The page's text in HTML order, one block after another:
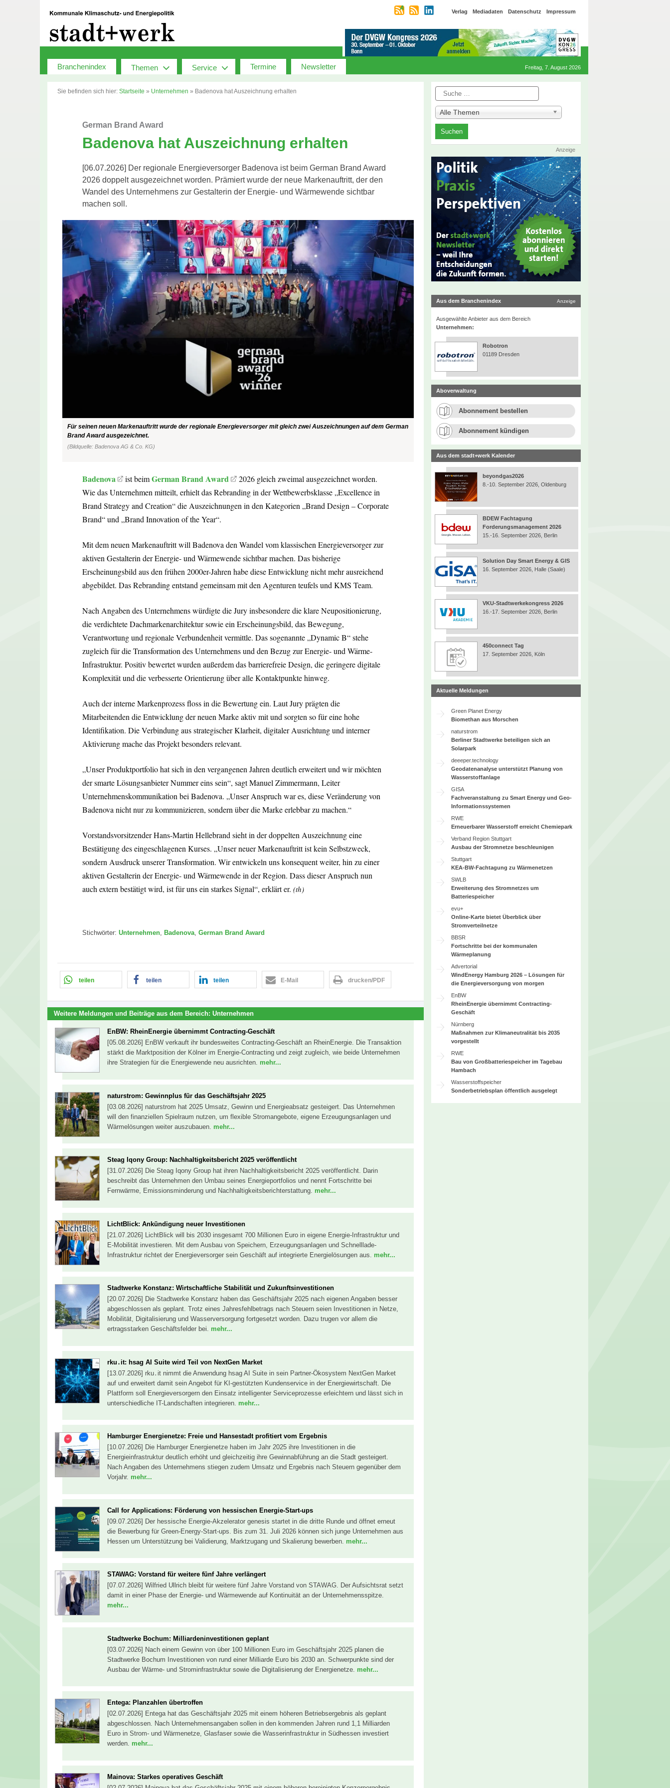
Verlag Mediadaten Datenschutz Impressum
Branchenindex Themen Service Termine Newsletter Freitag, 7. August 2026
Sie befinden sich hier: Startseite » Unternehmen » Badenova hat Auszeichnung erhalten
German Brand Award
Badenova hat Auszeichnung erhalten
[06.07.2026] Der regionale Energieversorger Badenova ist beim German Brand Award
2026 doppelt ausgezeichnet worden. Prämiert wurde der neue Markenauftritt, der den
Wandel des Unternehmens zur Gestalterin der Energie- und Wärmewende sichtbar
machen soll.
Für seinen neuen Markenauftritt wurde der regionale Energieversorger mit gleich zwei Auszeichnungen auf dem German
Brand Award ausgezeichnet.
(Bildquelle: Badenova AG & Co. KG)
Badenova ist beimGerman Brand Award
2026 gleich zweimal ausgezeichnet worden.
Wie das Unternehmen mitteilt, erhielt das Rebranding in der Wettbewerbsklasse „Excellence in
Brand Strategy and Creation“ die Auszeichnungen in den Kategorien „Brand Design – Corporate
Brand“ und „Brand Innovation of the Year“.
Mit dem neuen Markenauftritt will Badenova den Wandel vom klassischen Energieversorger zur
aktiven Gestalterin der Energie- und Wärmewende sichtbar machen. Das bisherige
Erscheinungsbild aus den frühen 2000er-Jahren habe diese Entwicklung nicht mehr ausreichend
abgebildet. Das Rebranding entstand gemeinsam mit den Agenturen teufels und KMS Team.
Nach Angaben des Unternehmens würdigte die Jury insbesondere die klare Neupositionierung,
die verdichtete Dachmarkenarchitektur sowie ein Erscheinungsbild, das Bewegung,
Verantwortung und regionale Verbundenheit vermittle. Das sogenannte „Dynamic B“ stehe
zugleich für die Transformation des Unternehmens und den Bezug zur Energie- und Wärme-
Infrastruktur. Positiv bewertet wurden außerdem das barrierefreie Design, die geringere digitale
Komplexität und die verbesserte Orientierung über alle Kontaktpunkte hinweg.
Auch der interne Markenprozess floss in die Bewertung ein. Laut Jury prägten die
Mitarbeitenden die Entwicklung der neuen Marke aktiv mit und sorgten so für eine hohe
Identifikation. Die Verbindung aus strategischer Klarheit, digitaler Ausrichtung und interner
Aktivierung mache das Projekt besonders relevant.
„Unser Produktportfolio hat sich in den vergangenen Jahren deutlich erweitert und wir möchten
der smarte Lösungsanbieter Nummer eins sein“, sagt Manuel Zimmermann, Leiter
Unternehmenskommunikation bei Badenova. „Unser Anspruch war es, diese Veränderung von
Badenova nicht nur zu kommunizieren, sondern über die Marke erlebbar zu machen.“
Vorstandsvorsitzender Hans-Martin Hellebrand sieht in der doppelten Auszeichnung eine
Bestätigung des eingeschlagenen Kurses. „Unser neuer Markenauftritt ist kein Selbstzweck,
sondern Ausdruck unserer Transformation. Wir entwickeln uns konsequent weiter, hin zu einer
aktiven Gestalterin der Energie- und Wärmewende in der Region. Dass dieser Anspruch nun
auch extern bestätigt wird, ist für uns ein starkes Signal“, erklärt er. (th)
Stichwörter: Unternehmen Badenova German Brand Award
teilen teilen teilen E-Mail drucken/PDF
Weitere Meldungen und Beiträge aus dem Bereich: Unternehmen
EnBW: RheinEnergie übernimmt Contracting-Geschäft
[05.08.2026] EnBW verkauft ihr bundesweites Contracting-Geschäft an RheinEnergie. Die Transaktion
stärkt die Marktposition der Kölner im Energie-Contracting und zeigt zugleich, wie beide Unternehmen
ihre Strategien für die Energiewende neu ausrichten. mehr...
naturstrom: Gewinnplus für das Geschäftsjahr 2025
[03.08.2026] naturstrom hat 2025 Umsatz, Gewinn und Energieabsatz gesteigert. Das Unternehmen
will den finanziellen Spielraum nutzen, um flexible Stromangebote, eigene Erzeugungsanlagen und
Wärmelösungen weiter auszubauen. mehr...
Steag Iqony Group: Nachhaltigkeitsbericht 2025 veröffentlicht
[31.07.2026] Die Steag Iqony Group hat ihren Nachhaltigkeitsbericht 2025 veröffentlicht. Darin
beschreibt das Unternehmen den Umbau seines Energieportfolios und nennt Fortschritte bei
Fernwärme, Emissionsminderung und Nachhaltigkeitsberichterstattung. mehr...
LichtBlick: Ankündigung neuer Investitionen
[21.07.2026] LichtBlick will bis 2030 insgesamt 700 Millionen Euro in eigene Energie-Infrastruktur und
E-Mobilität investieren. Mit dem Ausbau von Speichern, Erzeugungsanlagen und Schnelllade-
Infrastruktur richtet der Energieversorger sein Geschäft auf integrierte Energielösungen aus. mehr...
Stadtwerke Konstanz: Wirtschaftliche Stabilität und Zukunftsinvestitionen
[20.07.2026] Die Stadtwerke Konstanz haben das Geschäftsjahr 2025 nach eigenen Angaben besser
abgeschlossen als geplant. Trotz eines Jahresfehlbetrags nach Steuern seien Investitionen in Netze,
Mobilität, Digitalisierung und Wasserversorgung fortgesetzt worden. Dazu trugen vor allem die
ertragsstarken Geschäftsfelder bei. mehr...
rku․it: hsag AI Suite wird Teil von NextGen Market
[13.07.2026] rku․it nimmt die Anwendung hsag AI Suite in sein Partner-Ökosystem NextGen Market
auf und erweitert damit sein Angebot für KI-gestützten Kundenservice in der Energiewirtschaft. Die
Plattform soll Energieversorgern den Einsatz intelligenter Serviceprozesse erleichtern und lässt sich in
unterschiedliche IT-Landschaften integrieren. mehr...
Hamburger Energienetze: Freie und Hansestadt profitiert vom Ergebnis
[10.07.2026] Die Hamburger Energienetze haben im Jahr 2025 ihre Investitionen in die
Energieinfrastruktur deutlich erhöht und gleichzeitig ihre Gewinnabführung an die Stadt gesteigert.
Nach Angaben des Unternehmens stiegen zudem Umsatz und Ergebnis nach Steuern gegenüber dem
Vorjahr. mehr...
Call for Applications: Förderung von hessischen Energie-Start-ups
[09.07.2026] Der hessische Energie-Akzelerator genesis startet in die dritte Runde und öffnet erneut
die Bewerbung für Green-Energy-Start-ups. Bis zum 31. Juli 2026 können sich junge Unternehmen aus
Hessen um Unterstützung bei Validierung, Marktzugang und Skalierung bewerben. mehr...
STAWAG: Vorstand für weitere fünf Jahre verlängert
[07.07.2026] Wilfried Ullrich bleibt für weitere fünf Jahre Vorstand von STAWAG. Der Aufsichtsrat setzt
damit in einer Phase der Energie- und Wärmewende auf Kontinuität an der Unternehmensspitze.
mehr...
Stadtwerke Bochum: Milliardeninvestitionen geplant
[03.07.2026] Nach einem Gewinn von über 100 Millionen Euro im Geschäftsjahr 2025 planen die
Stadtwerke Bochum Investitionen von rund einer Milliarde Euro bis 2030 an. Schwerpunkte sind der
Ausbau der Wärme- und Strominfrastruktur sowie die Digitalisierung der Energienetze. mehr...
Entega: Planzahlen übertroffen
[02.07.2026] Entega hat das Geschäftsjahr 2025 mit einem höheren Betriebsergebnis als geplant
abgeschlossen. Nach Unternehmensangaben sollen in den kommenden Jahren rund 1,1 Milliarden
Euro in Strom- und Wärmenetze, Glasfaser sowie die Wasserinfrastruktur in Südhessen investiert
werden. mehr...
Mainova: Starkes operatives Geschäft
Suche
Alle Themen
Anzeige
Aus dem Branchenindex Anzeige
Ausgewählte Anbieter aus dem Bereich
Unternehmen:
Robotron
01189 Dresden
Aboverwaltung
Abonnement bestellen
Abonnement kündigen
Aus dem stadt+werk Kalender
beyondgas2026
8.-10. September 2026, Oldenburg
BDEW Fachtagung
Forderungsmanagement 2026
15.-16. September 2026, Berlin
Solution Day Smart Energy & GIS
16. September 2026, Halle (Saale)
VKU-Stadtwerkekongress 2026
16.-17. September 2026, Berlin
450connect Tag
17. September 2026, Köln
Aktuelle Meldungen
Green Planet Energy
Biomethan aus Morschen
naturstrom
Berliner Stadtwerke beteiligen sich an
Solarpark
deeeper.technology
Geodatenanalyse unterstützt Planung von
Wasserstoffanlage
GISA
Fachveranstaltung zu Smart Energy und Geo-
Informationssystemen
RWE
Erneuerbarer Wasserstoff erreicht Chemiepark
Verband Region Stuttgart
Ausbau der Stromnetze beschleunigen
Stuttgart
KEA-BW-Fachtagung zu Wärmenetzen
SWLB
Erweiterung des Stromnetzes um
Batteriespeicher
evu+
Online-Karte bietet Überblick über
Stromverteilnetze
BBSR
Fortschritte bei der kommunalen
Wärmeplanung
Advertorial
WindEnergy Hamburg 2026 – Lösungen für
die Energieversorgung von morgen
EnBW
RheinEnergie übernimmt Contracting-
Geschäft
Nürnberg
Maßnahmen zur Klimaneutralität bis 2035
vorgestellt
RWE
Bau von Großbatteriespeicher im Tagebau
Hambach
Wasserstoffspeicher
Sonderbetriebsplan öffentlich ausgelegt